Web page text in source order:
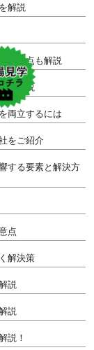
解説
注意点も解説
を解説
両立するには
をご紹介
する要素と解決方
点
解決策
説
説
説！